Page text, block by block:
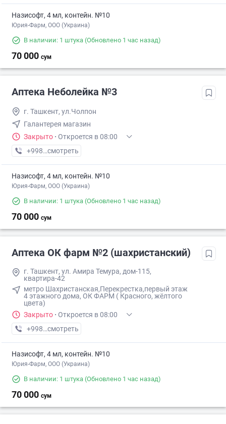
Назисофт, 4 мл, контейн. №10
Юрия-Фарм, ООО (Украина)
В наличии: 1 штука (Обновлено 1 час назад)
70 000 сум
Аптека Неболейка №3
г. Ташкент, ул.Чолпон
Галантерея магазин
Закрыто · Откроется в 08:00
+998 (71) XXX-XX-XX
смотреть
Назисофт, 4 мл, контейн. №10
Юрия-Фарм, ООО (Украина)
В наличии: 1 штука (Обновлено 1 час назад)
70 000 сум
Аптека ОК фарм №2 (шахристанский)
г. Ташкент, ул. Амира Темура, дом-115,
квартира-42
метро Шахристанская,Перекрестка,первый этаж
4 этажного дома, ОК ФАРМ ( Красного, жёлтого
цвета)
Закрыто · Откроется в 08:00
+998 (90) XXX-XX-XX
смотреть
Назисофт, 4 мл, контейн. №10
Юрия-Фарм, ООО (Украина)
В наличии: 1 штука (Обновлено 1 час назад)
70 000 сум